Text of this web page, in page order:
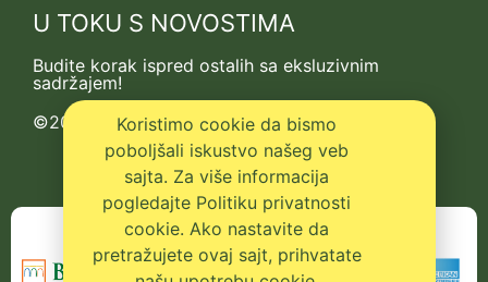
U TOKU S NOVOSTIMA
Budite korak ispred ostalih sa eksluzivnim
sadržajem!
©2013-2026 Kedrova prica
Koristimo cookie da bismo
poboljšali iskustvo našeg veb
sajta. Za više informacija
pogledajte Politiku privatnosti
cookie. Ako nastavite da
pretražujete ovaj sajt, prihvatate